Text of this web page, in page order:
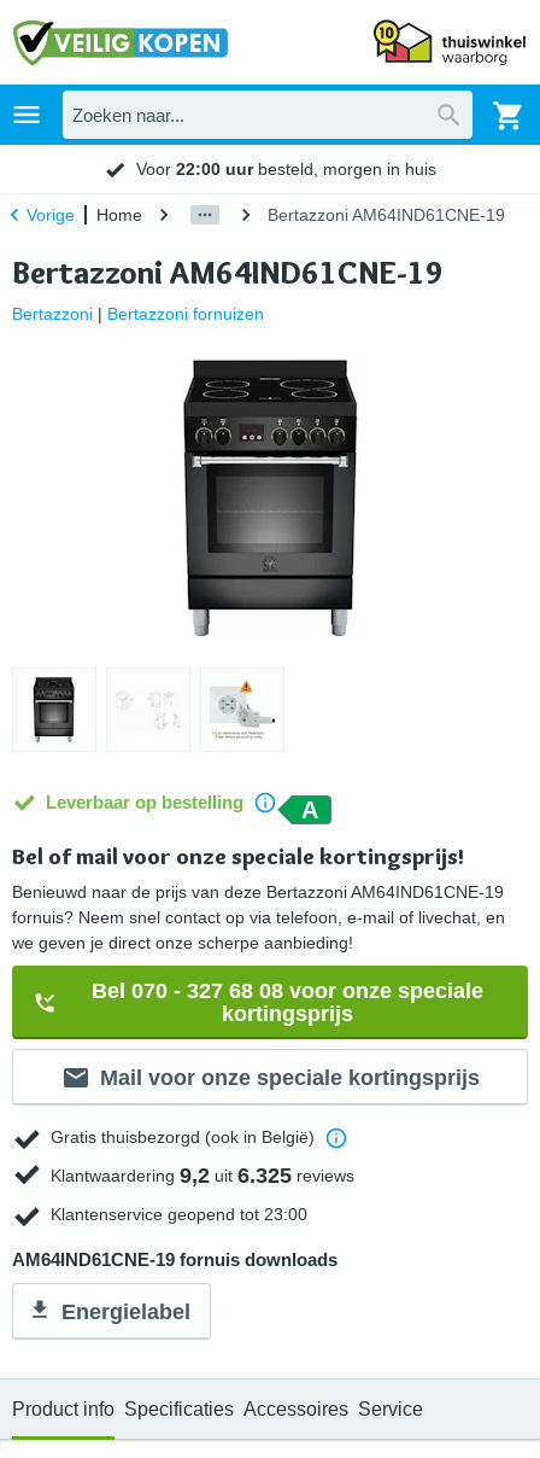
Voor 22:00 uurbesteld, morgen in huis
Vorige Home Bertazzoni AM64IND61CNE-19
Bertazzoni AM64IND61CNE-19
Bertazzoni | Bertazzoni fornuizen
Leverbaar op bestelling A
Bel of mail voor onze speciale kortingsprijs!
Benieuwd naar de prijs van deze Bertazzoni AM64IND61CNE-19
fornuis? Neem snel contact op via telefoon, e-mail of livechat, en
we geven je direct onze scherpe aanbieding!
Bel 070 - 327 68 08 voor onze speciale
kortingsprijs
Mail voor onze speciale kortingsprijs
Gratis thuisbezorgd (ook in België)
Klantwaardering 9,2 uit 6.325 reviews
Klantenservice geopend tot 23:00
AM64IND61CNE-19 fornuis downloads
Energielabel
Product info Specificaties Accessoires Service